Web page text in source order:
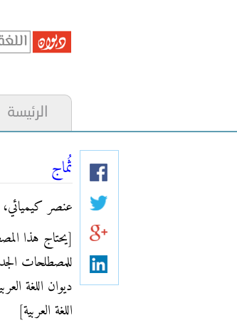
الرئيسة
ثُماج
عنصر كيميائي،
[يحتاج هذا
للمصطلحات
ديوان اللغة
اللغة العربية]